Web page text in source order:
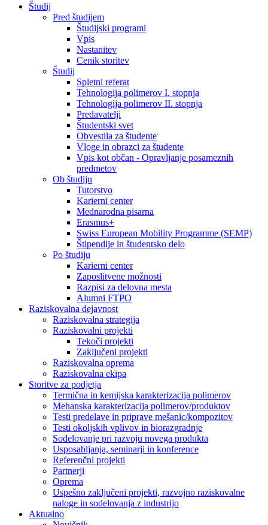
Študij
Pred študijem
Študijski programi
Vpis
Nastanitev
Cenik storitev
Študij
Spletni referat
Tehnologija polimerov I. stopnja
Tehnologija polimerov II. stopnja
Predavatelji
Študentski svet
Obvestila za študente
Vloge in obrazci za študente
Vpis kot občan - Opravljanje posameznih
predmetov
Ob študiju
Tutorstvo
Karierni center
Mednarodna pisarna
Erasmus+
Swiss European Mobility Programme (SEMP)
Štipendije in študentsko delo
Po študiju
Karierni center
Zaposlitvene možnosti
Razpisi za delovna mesta
Alumni FTPO
Raziskovalna dejavnost
Raziskovalna strategija
Raziskovalni projekti
Tekoči projekti
Zaključeni projekti
Raziskovalna oprema
Raziskovalna ekipa
Storitve za podjetja
Termična in kemijska karakterizacija polimerov
Mehanska karakterizacija polimerov/produktov
Testi predelave in priprave mešanic/kompozitov
Testi okoljskih vplivov in biorazgradnje
Sodelovanje pri razvoju novega produkta
Usposabljanja, seminarji in konference
Referenčni projekti
Partnerji
Oprema
Uspešno zaključeni projekti, razvojno raziskovalne
naloge in sodelovanja z industrijo
Aktualno